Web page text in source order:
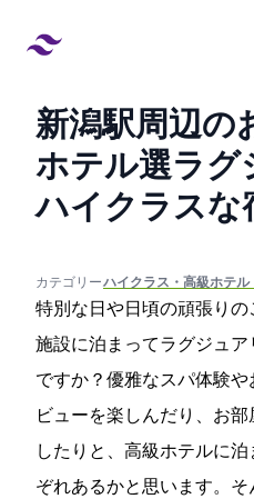
新潟駅周辺の
ホテル8選!ラ
ハイクラスな
カテゴリー:#ハイクラス・高級ホテル
特別な日や日頃の頑張り
施設に泊まってラグジュ
ですか？優雅なスパ体験
ビューを楽しんだり、お
したりと、高級ホテルに
ぞれあるかと思います。